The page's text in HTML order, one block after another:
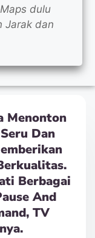
dulu
Jarak dan
Menonton
Dan
Berbagai
And
TV